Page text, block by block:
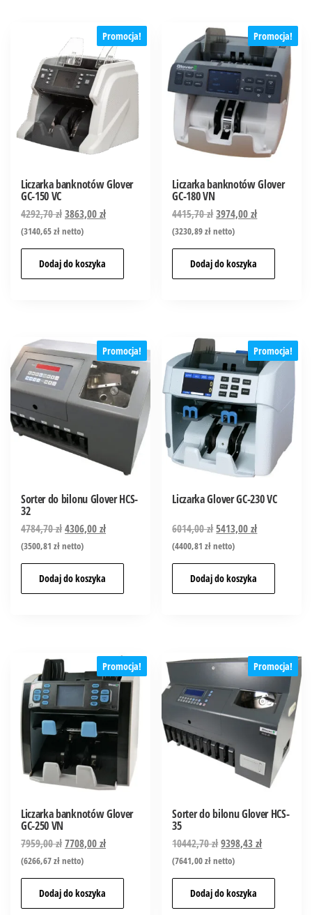
Promocja!
Liczarka banknotów Glover
GC-150 VC
4292,70zł3863,00zł
(3140,65złnetto)
Dodaj do koszyka
Promocja!
Liczarka banknotów Glover
GC-180 VN
4415,70zł3974,00zł
(3230,89złnetto)
Dodaj do koszyka
Promocja!
Sorter do bilonu Glover HCS-
32
4784,70zł4306,00zł
(3500,81 złnetto)
Dodaj do koszyka
Promocja!
Liczarka Glover GC-230 VC
6014,00zł5413,00zł
(4400,81złnetto)
Dodaj do koszyka
Promocja!
Liczarka banknotów Glover
GC-250 VN
7959,00zł7708,00zł
(6266,67złnetto)
Dodaj do koszyka
Promocja!
Sorter do bilonu Glover HCS-
35
10442,70zł9398,43zł
(7641,00złnetto)
Dodaj do koszyka